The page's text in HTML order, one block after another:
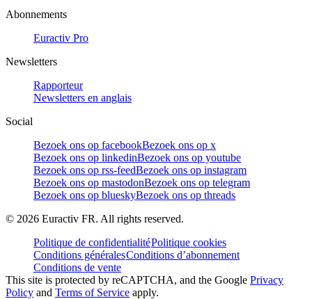
Abonnements
Euractiv Pro
Newsletters
Rapporteur
Newsletters en anglais
Social
Bezoek ons op facebookBezoek ons op x
Bezoek ons op linkedinBezoek ons op youtube
Bezoek ons op rss-feedBezoek ons op instagram
Bezoek ons op mastodonBezoek ons op telegram
Bezoek ons op blueskyBezoek ons op threads
© 2026 Euractiv FR. All rights reserved.
Politique de confidentialitéPolitique cookies
Conditions généralesConditions d’abonnement
Conditions de vente
This site is protected by reCAPTCHA, and the Google Privacy
Policy and Terms of Service apply.